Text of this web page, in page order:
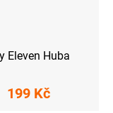
Eleven Huba
199 Kč